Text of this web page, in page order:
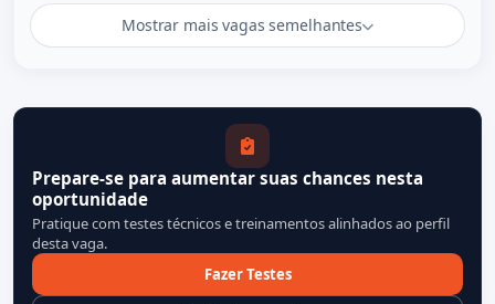
Mostrar mais vagas semelhantes
Prepare-se para aumentar suas chances nesta
oportunidade
Pratique com testes técnicos e treinamentos alinhados ao perfil
desta vaga.
Fazer Testes